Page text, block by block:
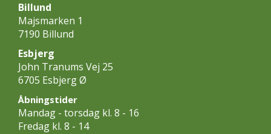
Billund
Majsmarken 1
7190 Billund
Esbjerg
John Tranums Vej 25
6705 Esbjerg Ø
Åbningstider
Mandag - torsdag kl. 8 - 16
Fredag kl. 8 - 14